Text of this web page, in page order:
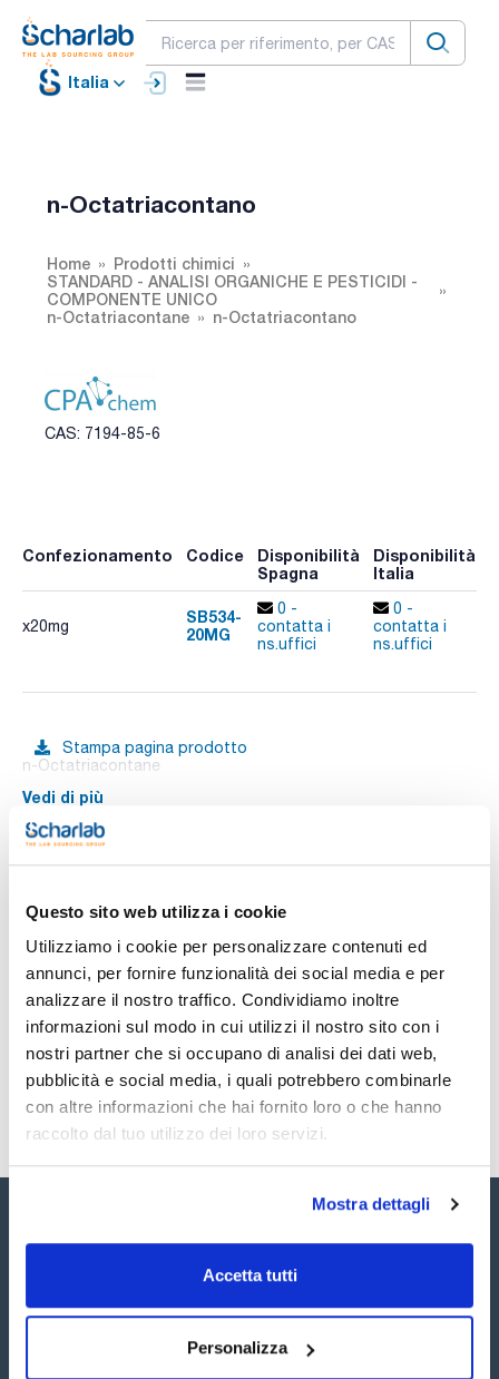
Questo sito web utilizza i cookie
Utilizziamo i cookie per personalizzare contenuti ed
annunci, per fornire funzionalità dei social media e per
analizzare il nostro traffico. Condividiamo inoltre
informazioni sul modo in cui utilizzi il nostro sito con i
nostri partner che si occupano di analisi dei dati web,
pubblicità e social media, i quali potrebbero combinarle
con altre informazioni che hai fornito loro o che hanno
raccolto dal tuo utilizzo dei loro servizi.
Mostra dettagli
Accetta tutti
Personalizza
Italia
n-Octatriacontano
Home
Prodotti chimici
STANDARD - ANALISI ORGANICHE E PESTICIDI -
COMPONENTE UNICO
n-Octatriacontane
n-Octatriacontano
CAS: 7194-85-6
Confezionamento Codice
Disponibilità
Spagna
Disponibilità
Italia
x20mg
SB534-
20MG
0 -
contatta i
ns.uffici
0 -
contatta i
ns.uffici
Stampa pagina prodotto
n-Octatriacontane
Vedi di più
Documentazione tecnica
TDS / Scheda tecnica
Registrati per i download
COA
Registrati per i download
SDS / Scheda di
Sicurezza
Registrati per i download
Seguici: